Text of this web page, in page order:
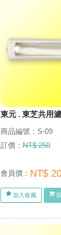
東元 . 東芝共用
商品編號：S-09
訂價：NT$ 250
會員價： NT$
加入收藏